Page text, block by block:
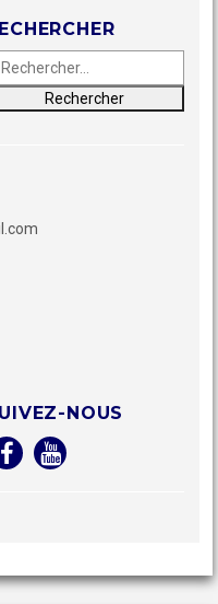
:
NOUS